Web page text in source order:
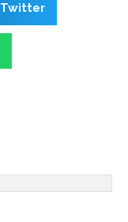
Twitter